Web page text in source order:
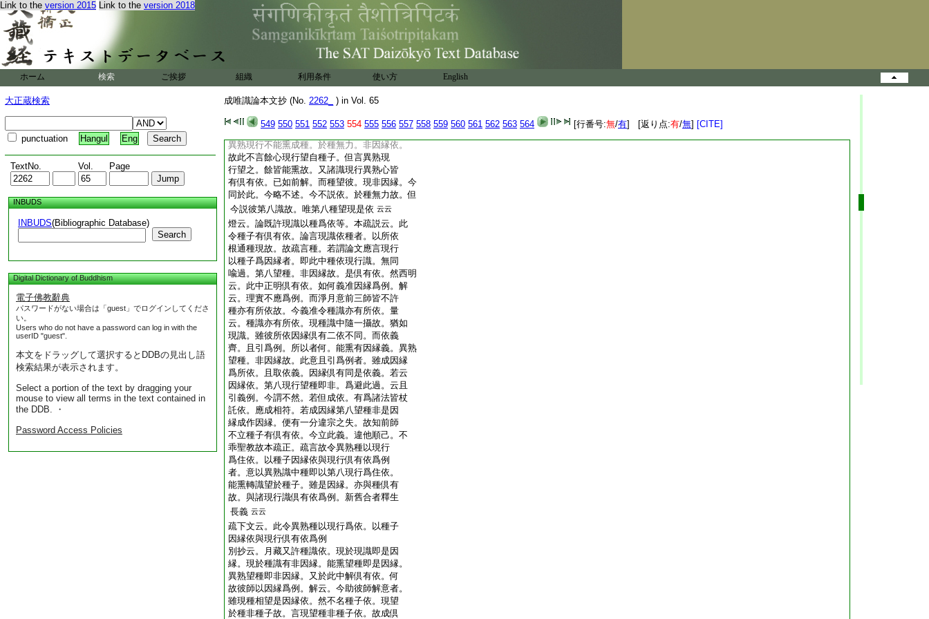
Link to the version 2015 Link to the version 2018
ホーム 検索 ご挨拶 組織 利用条件 使い方 English
大正蔵検索
punctuation Hangul Eng
TextNo. Vol. Page
INBUDS
INBUDS(Bibliographic Database)
Search
Digital Dictionary of Buddhism
電子佛教辭典
パスワードがない場合は「guest」でログインしてくださ
い。
Users who do not have a password can log in with the
userID "guest".
本文をドラッグして選択するとDDBの見出し語
検索結果が表示されます。
Select a portion of the text by dragging your
mouse to view all terms in the text contained in
the DDB. ・
Password Access Policies
成唯識論本文抄 (No. 2262_ ) in Vol. 65
549 550 551 552 553 554 555 556 557 558 559 560 561 562 563 564 [行番号:無/有] [返り点:有/無] [CITE]
例因縁依爲當何
疏云。自下第二以種子識例現行識。令有所
依○謂共許現識以種爲依故。今令種應依
現識。若謂論文應言現行以種子爲因縁依
者。即此中種依現行識。無同踰過。倶有依故。
問曰。種望現。現望種。皆是因縁。如前已解。
何故今言亦應爲依等。今助解云。雖許種望
於現現望於種爲因縁依。然不名種子依。現
非種子故。既現行與種子非種子依故。今此
異熟現行不能熏成種。於種無力。非因縁依。
故此不言餘心現行望自種子。但言異熟現
行望之。餘皆能熏故。又諸識現行異熟心皆
有倶有依。已如前解。而種望彼。現非因縁。今
同於此。今略不述。今不説依。於種無力故。但
今説彼第八識故。唯第八種望現是依 云云
燈云。論既許現識以種爲依等。本疏説云。此
令種子有倶有依。論言現識依種者。以所依
根通種現故。故疏言種。若謂論文應言現行
以種子爲因縁者。即此中種依現行識。無同
喩過。第八望種。非因縁故。是倶有依。然西明
云。此中正明倶有依。如何義准因縁爲例。解
云。理實不應爲例。而淨月意前三師皆不許
種亦有所依故。今義准令種識亦有所依。量
云。種識亦有所依。現種識中隨一攝故。猶如
現識。雖彼所依因縁倶有二依不同。而依義
齊。且引爲例。所以者何。能熏有因縁義。異熟
望種。非因縁故。此意且引爲例者。雖成因縁
爲所依。且取依義。因縁倶有同是依義。若云
因縁依。第八現行望種即非。爲避此過。云且
引義例。今謂不然。若但成依。有爲諸法皆杖
託依。應成相符。若成因縁第八望種非是因
縁成作因縁。便有一分違宗之失。故知前師
不立種子有倶有依。今立此義。違他順己。不
乖聖教故本疏正。疏言故令異熟種以現行
爲住依。以種子因縁依與現行倶有依爲例
者。意以異熟識中種即以第八現行爲住依。
能熏轉識望於種子。雖是因縁。亦與種倶有
故。與諸現行識倶有依爲例。新舊合者釋生
長義 云云
疏下文云。此令異熟種以現行爲依。以種子
因縁依與現行倶有依爲例
別抄云。月藏又許種識依。現於現識即是因
縁。現於種識有非因縁。能熏望種即是因縁。
異熟望種即非因縁。又於此中解倶有依。何
故彼師以因縁爲例。解云。今助彼師解意者。
雖現種相望是因縁依。然不名種子依。現望
於種非種子故。言現望種非種子依。故成倶